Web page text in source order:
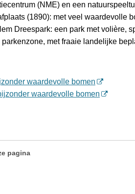
(NME) en een
(1890): met veel waardevolle
Dreespark: een park met volière,
parkenzone, met fraaie landelijke
waardevolle bomen
waardevolle bomen
pagina